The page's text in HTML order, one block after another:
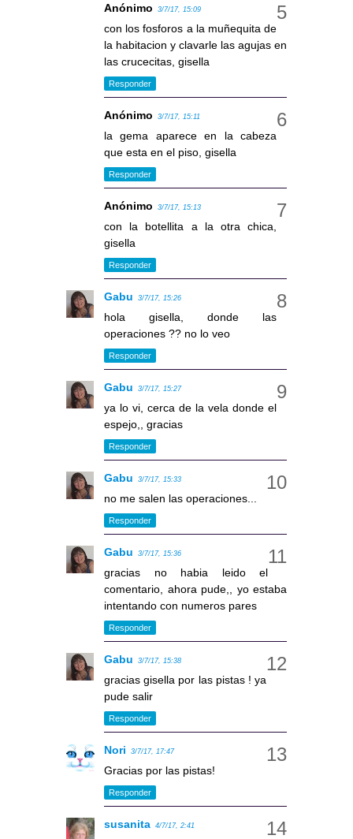
Anónimo 3/7/17, 15:09
con los fosforos a la muñequita de
la habitacion y clavarle las agujas en
las crucecitas, gisella
Responder
Anónimo 3/7/17, 15:11
la gema aparece en la cabeza
que esta en el piso, gisella
Responder
Anónimo 3/7/17, 15:13
con la botellita a la otra chica,
gisella
Responder
Gabu 3/7/17, 15:26
hola gisella, donde las
operaciones ?? no lo veo
Responder
Gabu 3/7/17, 15:27
ya lo vi, cerca de la vela donde el
espejo,, gracias
Responder
Gabu 3/7/17, 15:33
no me salen las operaciones...
Responder
Gabu 3/7/17, 15:36
gracias no habia leido el
comentario, ahora pude,, yo estaba
intentando con numeros pares
Responder
Gabu 3/7/17, 15:38
gracias gisella por las pistas ! ya
pude salir
Responder
Nori 3/7/17, 17:47
Gracias por las pistas!
Responder
susanita 4/7/17, 2:41